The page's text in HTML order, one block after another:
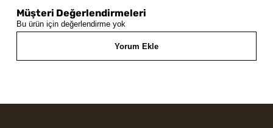
Müşteri Değerlendirmeleri
Bu ürün için değerlendirme yok
Yorum Ekle